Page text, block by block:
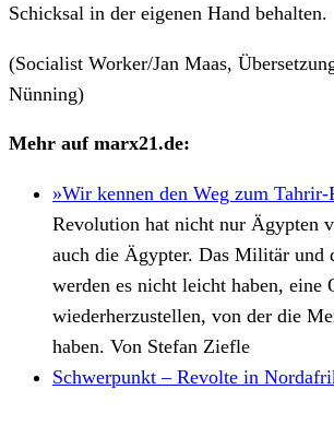
Schicksal in der eigenen Hand behalten.
(Socialist Worker/Jan Maas,
Nünning)
Mehr auf marx21.de:
»Wir kennen den Weg zum Tahrir-
Revolution hat nicht nur Ägypten
auch die Ägypter. Das Militär und
werden es nicht leicht haben, eine
wiederherzustellen, von der die
haben. Von Stefan Ziefle
Schwerpunkt – Revolte in